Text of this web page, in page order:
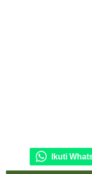
Ikuti